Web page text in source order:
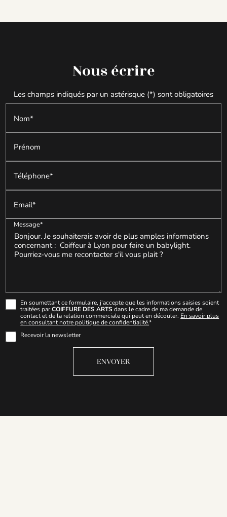
Nous écrire
Les champs indiqués par un astérisque (*) sont obligatoires
Nom*
Prénom
Téléphone*
Email*
Message*
En soumettant ce formulaire, j'accepte que les informations saisies soient
traitées parCOIFFURE DES ARTSdans le cadre de ma demande de
contact et de la relation commerciale qui peut en découler. En savoir plus
en consultant notre politique de confidentialité.*
Recevoir la newsletter